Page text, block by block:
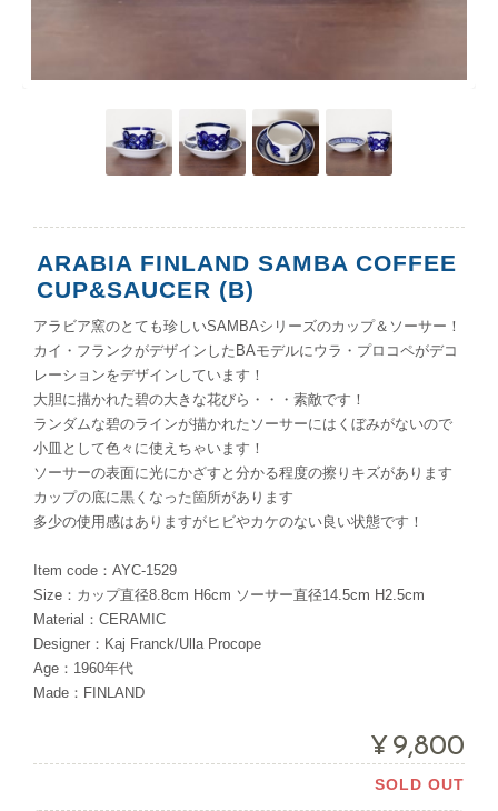
ARABIA FINLAND SAMBA COFFEE
CUP&SAUCER (B)
アラビア窯のとても珍しいSAMBAシリーズのカップ＆ソーサー！
カイ・フランクがデザインしたBAモデルにウラ・プロコペがデコ
レーションをデザインしています！
大胆に描かれた碧の大きな花びら・・・素敵です！
ランダムな碧のラインが描かれたソーサーにはくぼみがないので
小皿として色々に使えちゃいます！
ソーサーの表面に光にかざすと分かる程度の擦りキズがあります
カップの底に黒くなった箇所があります
多少の使用感はありますがヒビやカケのない良い状態です！
Item code：AYC-1529
Size：カップ直径8.8cm H6cm ソーサー直径14.5cm H2.5cm
Material：CERAMIC
Designer：Kaj Franck/Ulla Procope
Age：1960年代
Made：FINLAND
¥9,800
SOLD OUT